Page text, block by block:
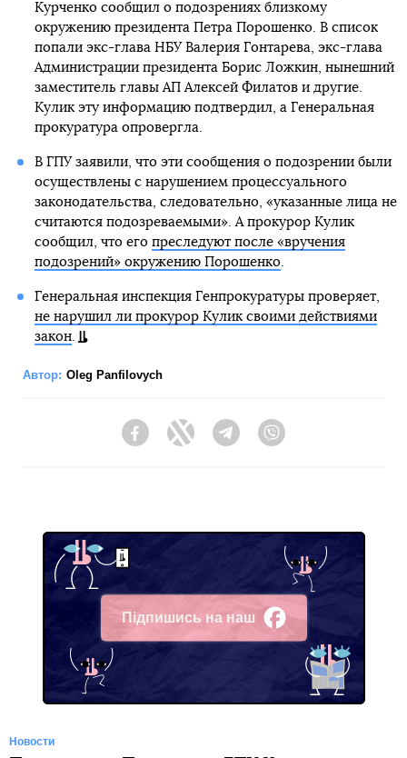
Курченко сообщил о подозрениях близкому
окружению президента Петра Порошенко. В список
попали экс-глава НБУ Валерия Гонтарева, экс-глава
Администрации президента Борис Ложкин, нынешний
заместитель главы АП Алексей Филатов и другие.
Кулик эту информацию подтвердил, а Генеральная
прокуратура опровергла.
В ГПУ заявили, что эти сообщения о подозрении были
осуществлены с нарушением процессуального
законодательства, следовательно, «указанные лица не
считаются подозреваемыми». А прокурор Кулик
сообщил, что его преследуют после «вручения
подозрений» окружению Порошенко.
Генеральная инспекция Генпрокуратуры проверяет,
не нарушил ли прокурор Кулик своими действиями
закон.
Автор: Oleg Panfilovych
FacebookTwitter Telegram
Підпишись на наш
Facebook
Новости